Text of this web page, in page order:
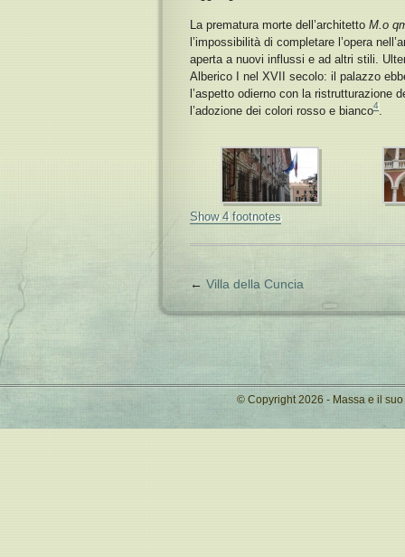
La prematura morte dell’architetto M.o
l’impossibilità di completare l’opera
aperta a nuovi influssi e ad altri stili.
Alberico I nel XVII secolo: il palazzo
l’aspetto odierno con la ristrutturazione
l’adozione dei colori rosso e bianco4.
Show 4 footnotes
← Villa della Cuncia
© Copyright 2026 - Massa e il